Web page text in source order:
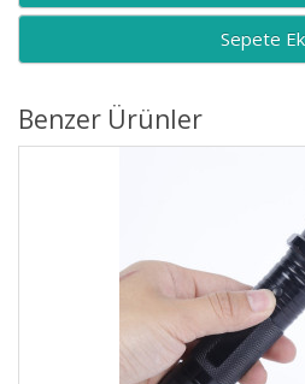
Sepete
Benzer Ürünler